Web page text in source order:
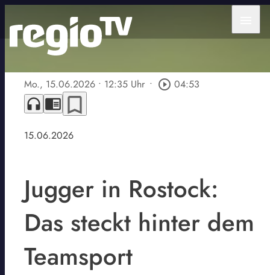
Mo., 15.06.2026 • 12:35 Uhr • play_circle_outline 04:53
headphones chrome_reader_mode bookmark_border
15.06.2026
Jugger in Rostock:
Das steckt hinter dem
Teamsport